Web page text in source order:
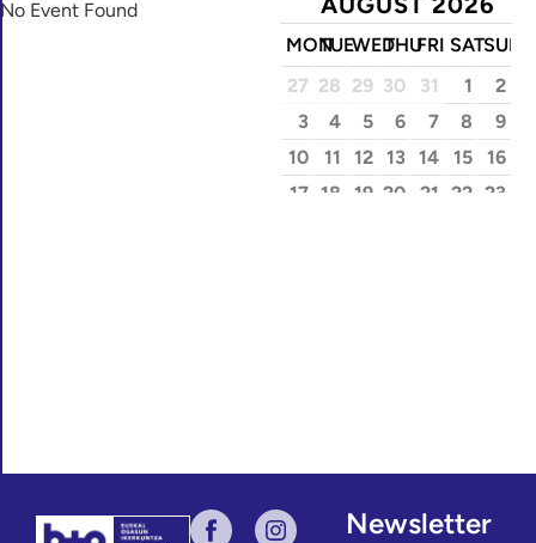
No Event Found
MONTUEWEDTHUFRI SATSUN
27 28 29 30 31 1
2
3
4 5 6 7 8
9
10
11 12 13 14 15
16
17 18 19 20 21 22 23
Newsletter